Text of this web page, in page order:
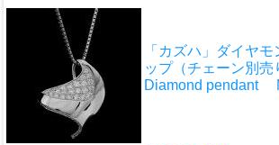
「カズハ」ダイヤ
ップ（チェーン別
Diamond pendant